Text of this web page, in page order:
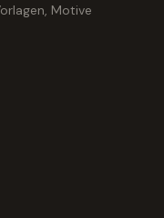
Motive